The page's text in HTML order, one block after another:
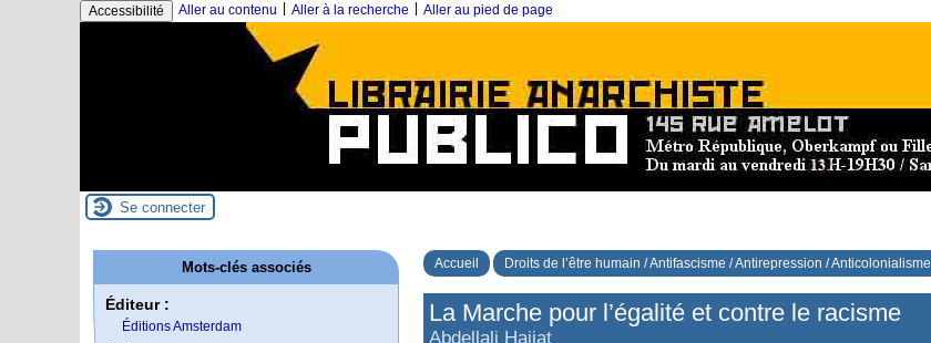
Accessibilité Aller au contenu Aller à la recherche Aller au pied de page
Se connecter
Accueil Droits de l’être humain / Antifascisme / Antirepression / Anticolonialisme
La Marche pour l’égalité et contre le racisme
Abdellali Hajjat
Mots-clés associés
Éditeur :
Éditions Amsterdam